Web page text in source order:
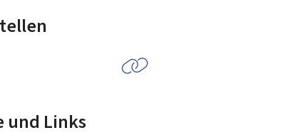
und Links